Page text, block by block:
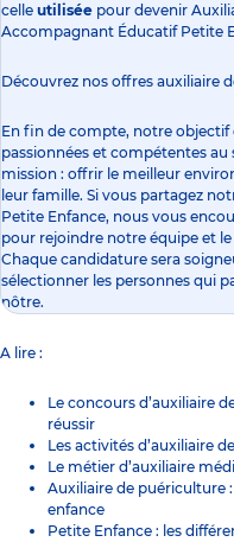
celle utilisée pour devenir
Accompagnant Éducatif Petite
Découvrez nos offres auxiliaire
En fin de compte, notre objectif
passionnées et compétentes au
mission : offrir le meilleur
leur famille. Si vous partagez
Petite Enfance, nous vous
pour rejoindre notre équipe et
Chaque candidature sera
sélectionner les personnes qui
nôtre.
A lire :
Le concours d’auxiliaire
réussir
Les activités d’auxiliaire
Le métier d’auxiliaire
Auxiliaire de puériculture :
enfance
Petite Enfance : les